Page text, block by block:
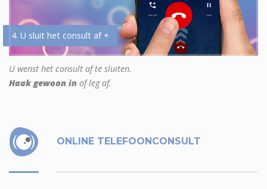
4. U sluit het consult af +
U wenst het consult af te sluiten.
Haak gewoon in of leg af.
ONLINE TELEFOONCONSULT